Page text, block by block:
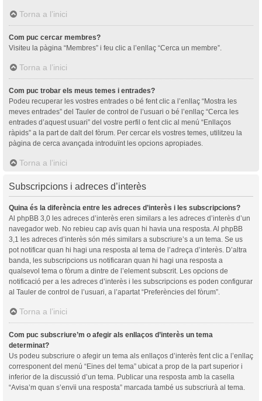
Torna a l’inici
Com puc cercar membres?
Visiteu la pàgina “Membres” i feu clic a l’enllaç “Cerca un membre”.
Torna a l’inici
Com puc trobar els meus temes i entrades?
Podeu recuperar les vostres entrades o bé fent clic a l’enllaç “Mostra les
meves entrades” del Tauler de control de l’usuari o bé l’enllaç “Cerca les
entrades d’aquest usuari” del vostre perfil o fent clic al menú “Enllaços
ràpids” a la part de dalt del fòrum. Per cercar els vostres temes, utilitzeu la
pàgina de cerca avançada introduïnt les opcions apropiades.
Torna a l’inici
Subscripcions i adreces d’interès
Quina és la diferència entre les adreces d’interès i les subscripcions?
Al phpBB 3,0 les adreces d’interès eren similars a les adreces d’interès d’un
navegador web. No rebieu cap avís quan hi havia una resposta. Al phpBB
3,1 les adreces d’interès són més similars a subscriure’s a un tema. Se us
pot notificar quan hi hagi una resposta al tema de l’adreça d’interès. D’altra
banda, les subscripcions us notificaran quan hi hagi una resposta a
qualsevol tema o fòrum a dintre de l’element subscrit. Les opcions de
notificació per a les adreces d’interès i les subscripcions es poden configurar
al Tauler de control de l’usuari, a l’apartat “Preferències del fòrum”.
Torna a l’inici
Com puc subscriure’m o afegir als enllaços d’interès un tema
determinat?
Us podeu subscriure o afegir un tema als enllaços d’interès fent clic a l’enllaç
corresponent del menú “Eines del tema” ubicat a prop de la part superior i
inferior de la discussió d’un tema. Publicar una resposta amb la casella
“Avisa’m quan s’envïi una resposta” marcada també us subscriurà al tema.